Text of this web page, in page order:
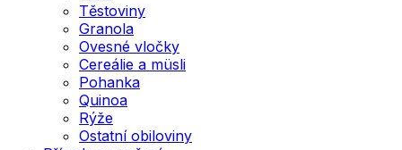
Těstoviny
Granola
Ovesné vločky
Cereálie a müsli
Pohanka
Quinoa
Rýže
Ostatní obiloviny